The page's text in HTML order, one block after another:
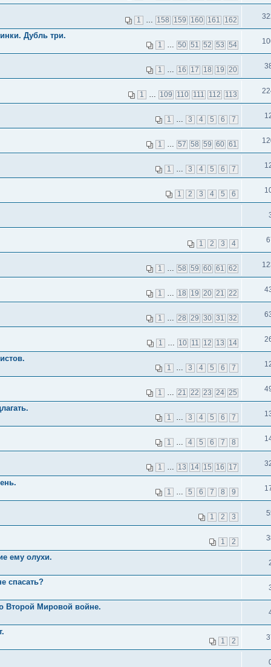
1 158 159 160 161 162
Дубль три.
1 50 51 52 53 54
1 16 17 18 19 20
1 109 110 111 112 113
1 3 4 5 6 7
1 57 58 59 60 61
1 3 4 5 6 7
1 2 3 4 5 6
1 2 3 4
1 58 59 60 61 62
1 18 19 20 21 22
1 28 29 30 31 32
1 10 11 12 13 14
1 3 4 5 6 7
1 21 22 23 24 25
1 3 4 5 6 7
1 4 5 6 7 8
1 13 14 15 16 17
1 5 6 7 8 9
1 2 3
1 2
ему олухи.
спасать?
Второй Мировой войне.
1 2